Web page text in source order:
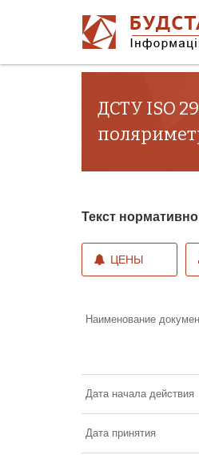
ДСТУ ISO
Текст
ЦЕНЫ
Наименование
Дата начала действия
Дата принятия